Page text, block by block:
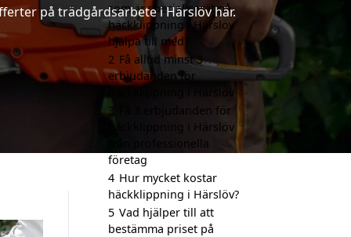
på trädgårdsarbete i Härslöv här.
som är specialiserat på
häckklippning i Härslöv
hjälpa till med?
2 Få alltid minst 3
erbjudanden för
häckklippning i Härslöv
3
Få 3 erbjudanden för
häckklippning i Härslöv
från professionella
företag
4 Hur mycket kostar
häckklippning i Härslöv?
5 Vad hjälper till att
bestämma priset på